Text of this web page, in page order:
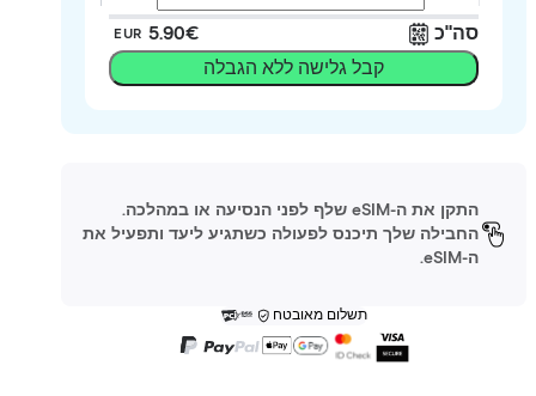
EUR
קבל גלישה ללא הגבלה
התקן את ה-eSIM שלף לפני הנסיעה או במהלכה.
החבילה שלך תיכנס לפעולה כשתגיע ליעד ותפעיל את
תשלום מאובטח